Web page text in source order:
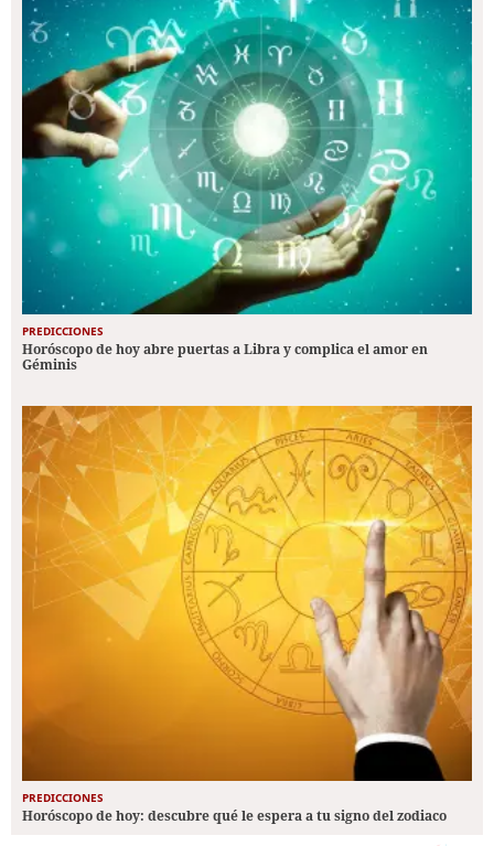
PREDICCIONES
Horóscopo de hoy abre puertas a Libra y complica el amor en
Géminis
PREDICCIONES
Horóscopo de hoy: descubre qué le espera a tu signo del zodiaco